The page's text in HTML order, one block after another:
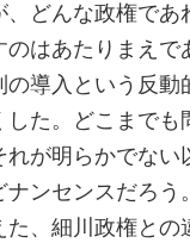
、どんな政権であ
のはあたりまえで
の導入という反動
した。どこまでも
れが明らかでない
ンセンスだろう。
、細川政権との